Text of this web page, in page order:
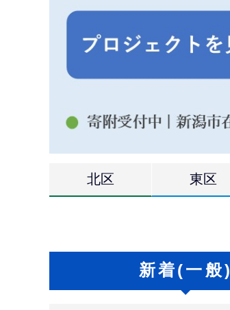
北区 東区
新着(一般)